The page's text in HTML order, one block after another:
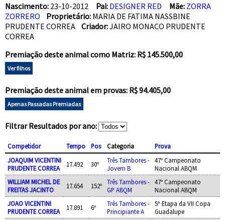
Nascimento: 23-10-2012 Pai: DESIGNER RED Mãe: ZORRA
ZORRERO
Proprietário: MARIA DE FATIMA NASSBINE
PRUDENTE CORREA Criador:JAIRO MONACO PRUDENTE
CORREA
Premiação deste animal como Matriz: R$ 145.500,00
Ver filhos
Premiação deste animal em provas: R$ 94.405,00
Apenas Passadas Premiadas
Filtrar Resultados por ano:
Competidor Tempo Pos Categoria
Prova
JOAQUIM VICENTINI
PRUDENTE CORREA
17.492 30º
Três Tambores -
Jovem B
47º Campeonato
Nacional ABQM
WILLIAM MICHEL DE
FREITAS JACINTO
17.654 152º
Três Tambores -
GP ABQM
47º Campeonato
Nacional ABQM
JOAO VICENTINI
PRUDENTE CORREA
17.891 6º
Três Tambores -
Principiante A
5ª Etapa da VII Copa
Guadalupe